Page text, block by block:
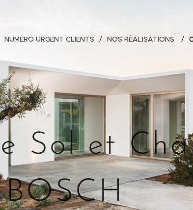
NUMÉRO URGENT CLIENTS NOS RÉALISATIONS
Sol et
BOSCH